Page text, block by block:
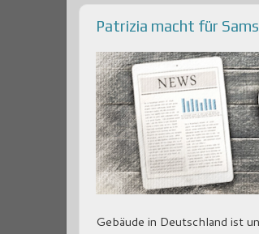
Patrizia macht für
Gebäude in Deutschland ist